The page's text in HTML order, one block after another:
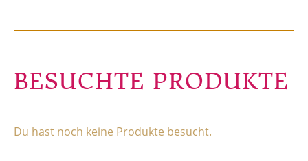
BESUCHTE PRODUKTE
Du hast noch keine Produkte besucht.